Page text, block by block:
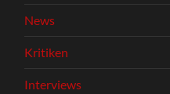
News
Kritiken
Interviews